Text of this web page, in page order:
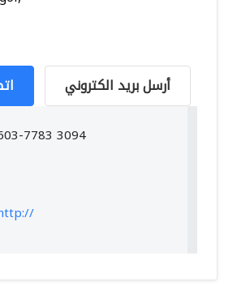
أرسل بريد الكتروني
7783 3094